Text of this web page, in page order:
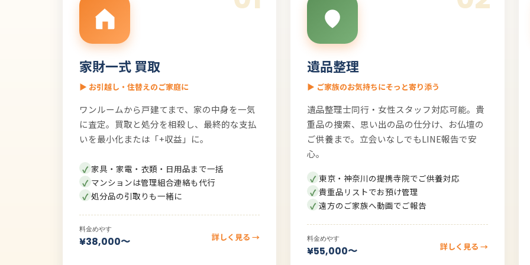
家財一式 買取
▶ お引越し・住替えのご家庭に
ワンルームから戸建てまで、家の中身を一気
に査定。買取と処分を相殺し、最終的な支払
いを最小化または「+収益」に。
家具・家電・衣類・日用品まで一括
マンションは管理組合連絡も代行
処分品の引取りも一緒に
料金めやす
¥38,000〜 詳しく見る →
遺品整理
▶ ご家族のお気持ちにそっと寄り添う
遺品整理士同行・女性スタッフ対応可能。貴
重品の捜索、思い出の品の仕分け、お仏壇の
ご供養まで。立会いなしでもLINE報告で安
心。
東京・神奈川の提携寺院でご供養対応
貴重品リストでお預け管理
遠方のご家族へ動画でご報告
料金めやす
¥55,000〜 詳しく見る →